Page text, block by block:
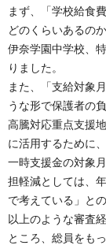
まず、「学校給食
どのくらいあるの
伊奈学園中学校、
りました。
また、「支給対象
うな形で保護者の
高騰対応重点支援
に活用するために
一時支援金の対象
担軽減としては、
で考えている」と
以上のような審査
ところ、総員をも